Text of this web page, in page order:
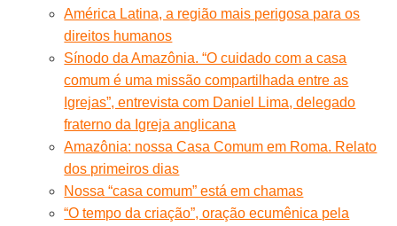
América Latina, a região mais perigosa para os
direitos humanos
Sínodo da Amazônia. “O cuidado com a casa
comum é uma missão compartilhada entre as
Igrejas”, entrevista com Daniel Lima, delegado
fraterno da Igreja anglicana
Amazônia: nossa Casa Comum em Roma. Relato
dos primeiros dias
Nossa “casa comum” está em chamas
“O tempo da criação”, oração ecumênica pela